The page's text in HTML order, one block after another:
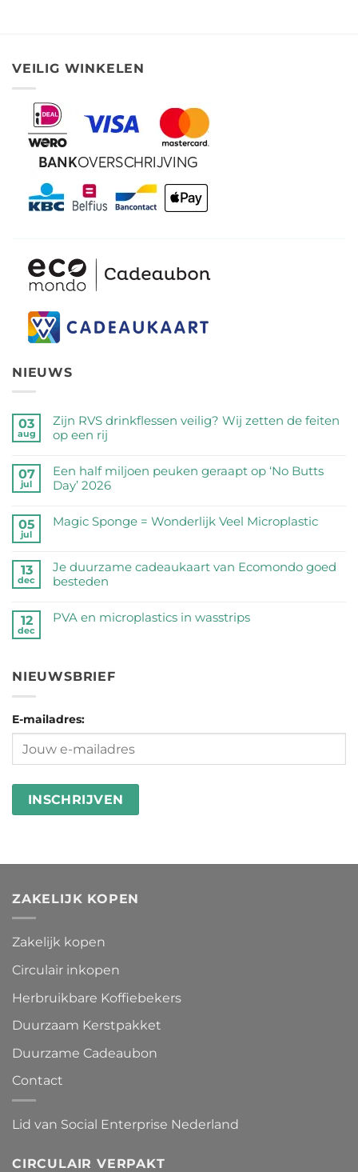
VEILIG WINKELEN
NIEUWS
03
aug
Zijn RVS drinkflessen veilig? Wij zetten de feiten
op een rij
reacties
op
Zijn
drinkflessen
zetten
de
op
een
07
jul
Een half miljoen peuken geraapt op ‘No Butts
Day’ 2026
reacties
half
miljoen
peuken
op
2026
05
jul
Magic Sponge = Wonderlijk Veel Microplastic
op
Magic
=
Wonderlijk
13
dec
Je duurzame cadeaukaart van Ecomondo goed
besteden
reacties
cadeaukaart
van
goed
besteden
12
dec
PVA en microplastics in wasstrips
PVA
in
wasstrips
NIEUWSBRIEF
E-mailadres:
ZAKELIJK KOPEN
Zakelijk kopen
Circulair inkopen
Herbruikbare Koffiebekers
Duurzaam Kerstpakket
Duurzame Cadeaubon
Contact
Lid van Social Enterprise Nederland
CIRCULAIR VERPAKT